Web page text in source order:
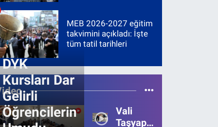
MEB 2026-2027 eğitim
takvimini açıkladı: İşte
tüm tatil tarihleri
DYK
Kursları Dar
Gelirli
Öğrencilerin
Vali
Taşyapan,